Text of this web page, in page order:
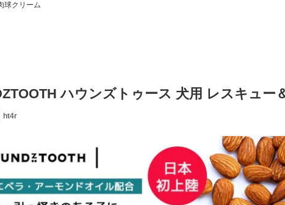
球クリーム
ハウンズトゥース 犬用 レスキュ
ht4r